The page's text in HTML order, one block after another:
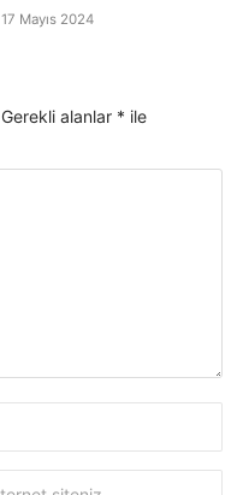
17 Mayıs 2024
Gerekli alanlar * ile